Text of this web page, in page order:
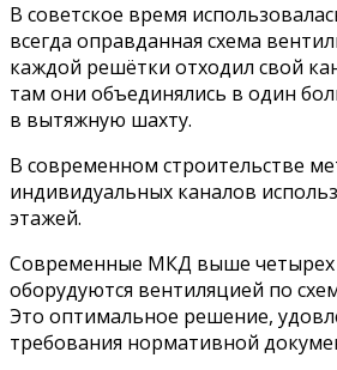
В советское время
всегда оправданная схема
каждой решётки отходил свой
там они объединялись в один
в вытяжную шахту.
В современном строительстве
индивидуальных каналов
этажей.
Современные МКД выше четырех
оборудуются вентиляцией по
Это оптимальное решение,
требования нормативной